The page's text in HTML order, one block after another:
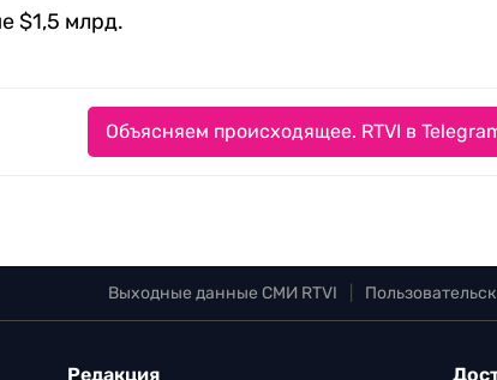
$1,5 млрд.
Объясняем происходящее. RTVI в
Выходные данные СМИ RTVI
Редакция